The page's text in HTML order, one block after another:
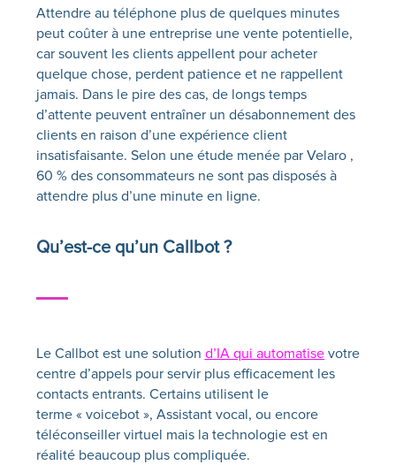
Attendre au téléphone plus de quelques minutes
peut coûter à une entreprise une vente potentielle,
car souvent les clients appellent pour acheter
quelque chose, perdent patience et ne rappellent
jamais. Dans le pire des cas, de longs temps
d’attente peuvent entraîner un désabonnement des
clients en raison d’une expérience client
insatisfaisante. Selon une étude menée par Velaro,
60 % des consommateurs ne sont pas disposés à
attendre plus d’une minute en ligne.
Qu’est-ce qu’un Callbot?
Le Callbot est une solution d’IA qui automatisevotre
centre d’appels pour servir plus efficacement les
contacts entrants. Certains utilisent le
terme « voicebot », Assistant vocal, ou encore
téléconseiller virtuel mais la technologie est en
réalité beaucoup plus compliquée.